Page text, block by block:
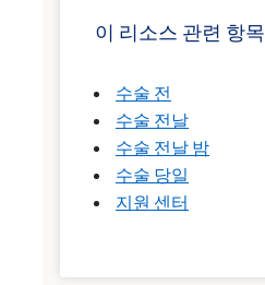
이 리소스 관련 항목
수술 전
수술 전날
수술 전날 밤
수술 당일
지원 센터